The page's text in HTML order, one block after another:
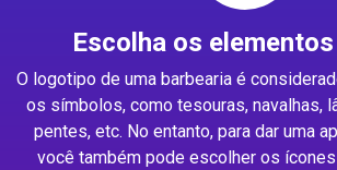
Escolha os
O logotipo de uma barbearia é
os símbolos, como tesouras, navalhas,
pentes, etc. No entanto, para dar uma
você também pode escolher os